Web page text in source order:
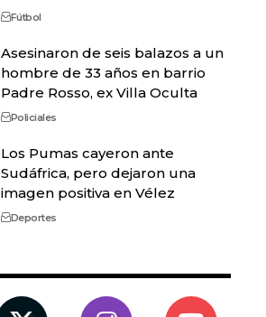
Fútbol
Asesinaron de seis balazos a un
hombre de 33 años en barrio
Padre Rosso, ex Villa Oculta
Policiales
Los Pumas cayeron ante
Sudáfrica, pero dejaron una
imagen positiva en Vélez
Deportes